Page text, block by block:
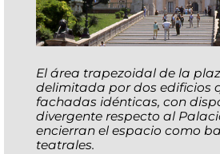
El área trapezoidal de la
delimitada por dos edificios
fachadas idénticas, con
divergente respecto al
encierran el espacio como
teatrales.